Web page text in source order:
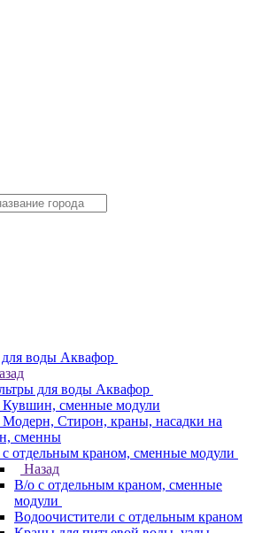
воды Аквафор
для воды Аквафор
сменные модули
Стирон, краны, насадки на
сменны
отдельным краном, сменные модули
Назад
В/о с отдельным краном, сменные
модули
Водоочистители с отдельным краном